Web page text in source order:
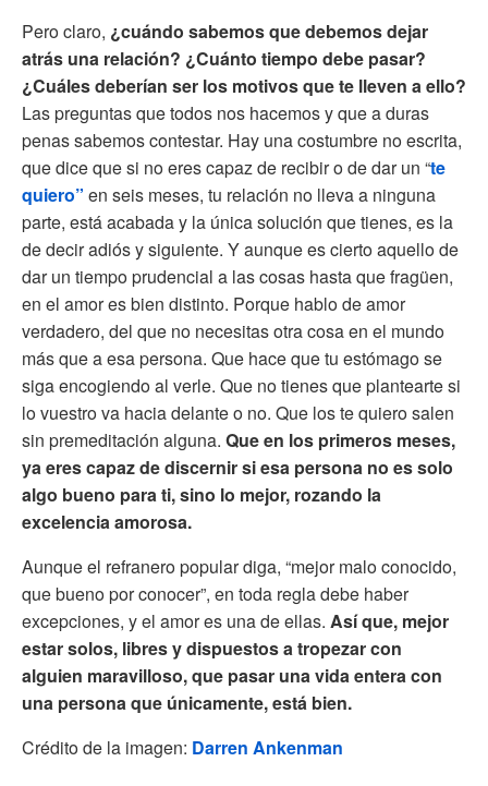
Pero claro, ¿cuándo sabemos que debemos dejar
atrás una relación? ¿Cuánto tiempo debe pasar?
¿Cuáles deberían ser los motivos que te lleven a ello?
Las preguntas que todos nos hacemos y que a duras
penas sabemos contestar. Hay una costumbre no escrita,
que dice que si no eres capaz de recibir o de dar un “te
quiero” en seis meses, tu relación no lleva a ninguna
parte, está acabada y la única solución que tienes, es la
de decir adiós y siguiente. Y aunque es cierto aquello de
dar un tiempo prudencial a las cosas hasta que fragüen,
en el amor es bien distinto. Porque hablo de amor
verdadero, del que no necesitas otra cosa en el mundo
más que a esa persona. Que hace que tu estómago se
siga encogiendo al verle. Que no tienes que plantearte si
lo vuestro va hacia delante o no. Que los te quiero salen
sin premeditación alguna. Que en los primeros meses,
ya eres capaz de discernir si esa persona no es solo
algo bueno para ti, sino lo mejor, rozando la
excelencia amorosa.
Aunque el refranero popular diga, “mejor malo conocido,
que bueno por conocer”, en toda regla debe haber
excepciones, y el amor es una de ellas. Así que, mejor
estar solos, libres y dispuestos a tropezar con
alguien maravilloso, que pasar una vida entera con
una persona que únicamente, está bien.
Crédito de la imagen: Darren Ankenman